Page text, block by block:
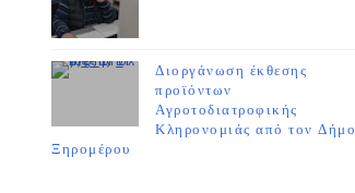
Διοργάνωση έκθεσης
προϊόντων
Αγροτοδιατροφικής
Κληρονομιάς από τον Δήμο
Ξηρομέρου